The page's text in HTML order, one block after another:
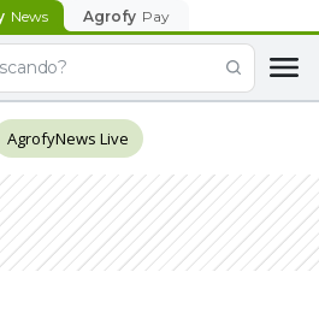
News Agrofy Pay
AgrofyNews Live